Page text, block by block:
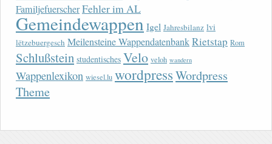
FamiljefuerscherFehler im AL
Gemeindewappen Igel Jahresbilanz lvi
lëtzebuergesch Meilensteine WappendatenbankRietstap Rom
Schlußstein studentisches Velo veloh wandern
Wappenlexikon wiesel.lu wordpressWordpress
Theme